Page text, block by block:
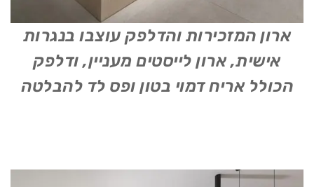
ארון המזכירות והדלפק עוצבו בנגרות
אישית, ארון לייסטים מעניין, ודלפק
הכולל אריח דמוי בטון ופס לד להבלטה